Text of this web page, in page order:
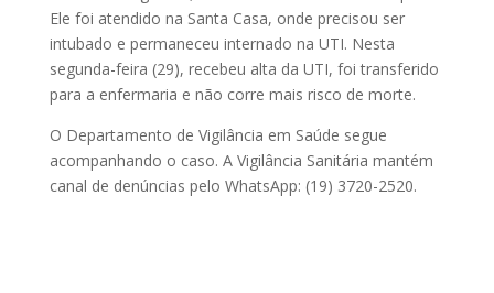
Ele foi atendido na Santa Casa, onde precisou ser
intubado e permaneceu internado na UTI. Nesta
segunda-feira (29), recebeu alta da UTI, foi transferido
para a enfermaria e não corre mais risco de morte.
O Departamento de Vigilância em Saúde segue
acompanhando o caso. A Vigilância Sanitária mantém
canal de denúncias pelo WhatsApp: (19) 3720-2520.